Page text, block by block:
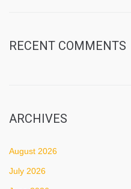
RECENT COMMENTS
ARCHIVES
August 2026
July 2026